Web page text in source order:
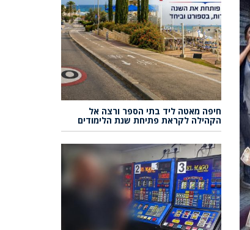
חיפה מאטה ליד בתי הספר ורצה אל
הקהילה לקראת פתיחת שנת הלימודים